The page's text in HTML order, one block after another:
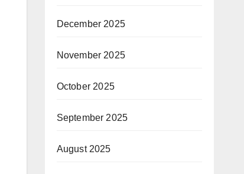
December 2025
November 2025
October 2025
September 2025
August 2025